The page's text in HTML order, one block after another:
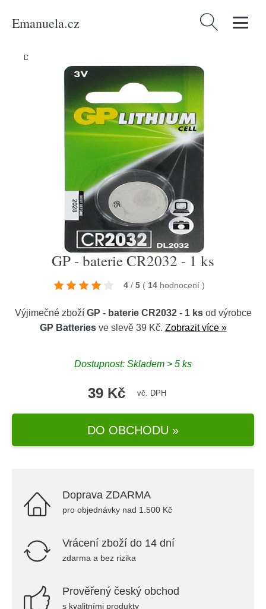
Emanuela.cz Vyhledávání
Domů
GP - baterie CR2032 - 1 ks
4 / 5 ( 14 hodnocení )
Výjimečné zboží GP - baterie CR2032 - 1 ksod výrobce
GP Batteriesve slevě 39 Kč. Zobrazit více »
Dostupnost: Skladem > 5 ks
39 Kč vč. DPH
DO OBCHODU »
Doprava ZDARMA
pro objednávky nad 1.500 Kč
Vrácení zboží do 14 dní
zdarma a bez rizika
Prověřený český obchod
s kvalitními produkty